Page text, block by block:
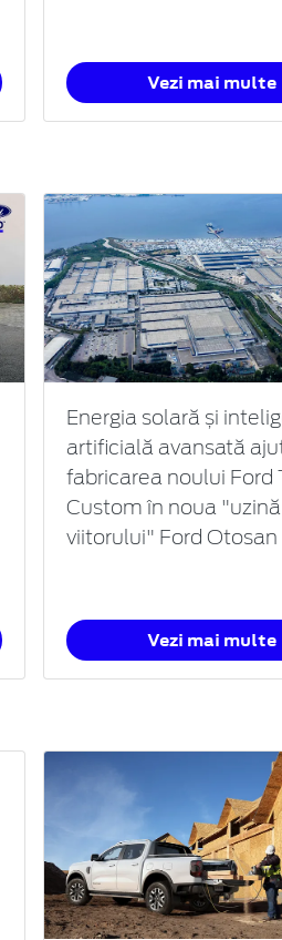
Vezi mai multe
Energia solară și
artificială avansată
fabricarea noului Ford
Custom în noua
viitorului" Ford Otosan
Vezi mai multe